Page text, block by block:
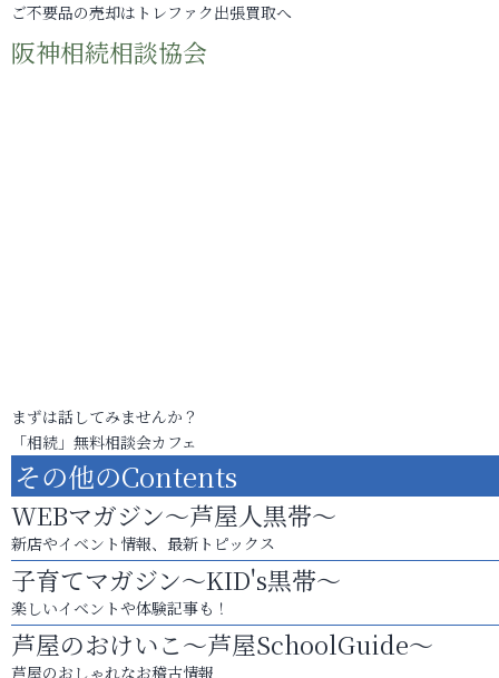
ご不要品の売却はトレファク出張買取へ
阪神相続相談協会
まずは話してみませんか？
「相続」無料相談会カフェ
その他のContents
WEBマガジン～芦屋人黒帯～
新店やイベント情報、最新トピックス
子育てマガジン～KID's黒帯～
楽しいイベントや体験記事も！
芦屋のおけいこ～芦屋SchoolGuide～
芦屋のおしゃれなお稽古情報